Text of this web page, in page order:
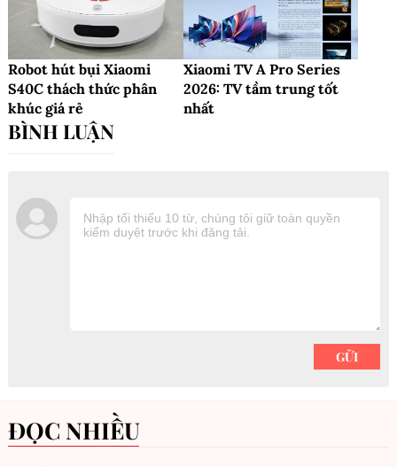
Robot hút bụi Xiaomi
S40C thách thức phân
khúc giá rẻ
Xiaomi TV A Pro Series
2026: TV tầm trung tốt
nhất
ĐỌC NHIỀU